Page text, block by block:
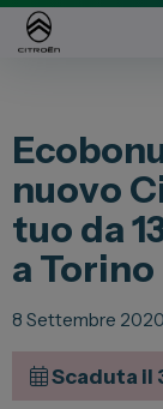
Fiat
Abarth
Lancia
Alfa Romeo
Jeep
Opel
Peugeot
nuovo
tuo da
a Torino
8 Settembre 2020
Scaduta il